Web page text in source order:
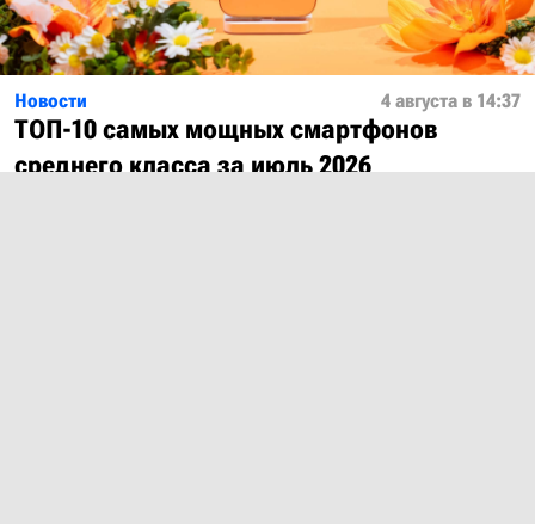
Новости 4 августа в 14:37
ТОП-10 самых мощных смартфонов
среднего класса за июль 2026